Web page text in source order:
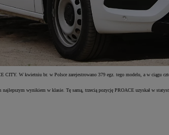
W kwietniu br. w Polsce zarejestrowano 379 egz. tego modelu, a w ciągu
wynikiem w klasie. Tę samą, trzecią pozycję PROACE uzyskał w